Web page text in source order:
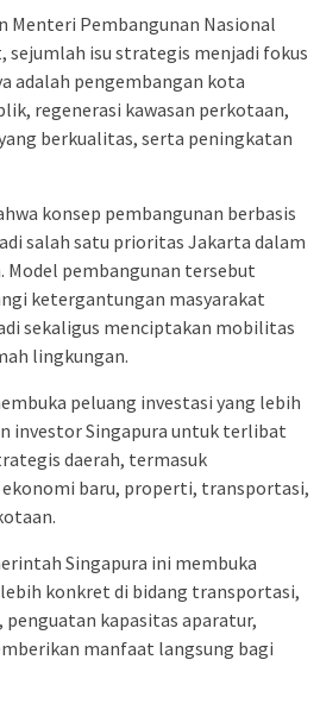
Menteri Pembangunan Nasional
sejumlah isu strategis menjadi fokus
adalah pengembangan kota
regenerasi kawasan perkotaan,
berkualitas, serta peningkatan
konsep pembangunan berbasis
salah satu prioritas Jakarta dalam
Model pembangunan tersebut
ketergantungan masyarakat
sekaligus menciptakan mobilitas
lingkungan.
peluang investasi yang lebih
investor Singapura untuk terlibat
daerah, termasuk
ekonomi baru, properti, transportasi,
Singapura ini membuka
konkret di bidang transportasi,
penguatan kapasitas aparatur,
manfaat langsung bagi